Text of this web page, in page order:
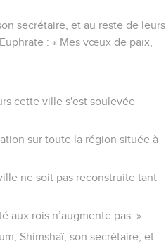
secrétaire, et au reste de leurs
: « Mes vœux de paix,
cette ville s'est soulevée
sur toute la région située à
ne soit pas reconstruite tant
aux rois n’augmente pas. »
Shimshaï, son secrétaire, et